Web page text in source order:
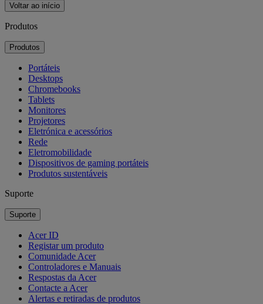
Voltar ao início
Produtos
Produtos
Portáteis
Desktops
Chromebooks
Tablets
Monitores
Projetores
Eletrónica e acessórios
Rede
Eletromobilidade
Dispositivos de gaming portáteis
Produtos sustentáveis
Suporte
Suporte
Acer ID
Registar um produto
Comunidade Acer
Controladores e Manuais
Respostas da Acer
Contacte a Acer
Alertas e retiradas de produtos